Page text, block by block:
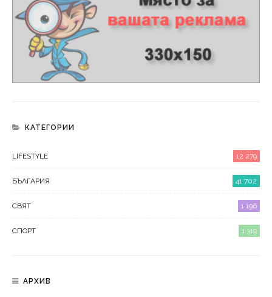
КАТЕГОРИИ
LIFESTYLE 12 279
БЪЛГАРИЯ 41 702
СВЯТ 1 196
СПОРТ 1 319
АРХИВ